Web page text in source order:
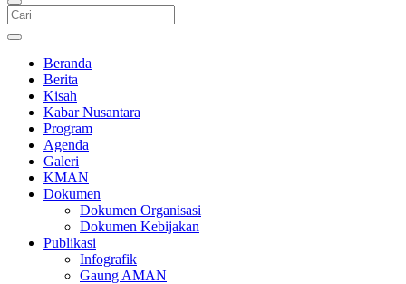
Beranda
Berita
Kisah
Kabar Nusantara
Program
Agenda
Galeri
KMAN
Dokumen
Dokumen Organisasi
Dokumen Kebijakan
Publikasi
Infografik
Gaung AMAN